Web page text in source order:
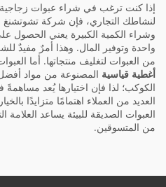
لنشاطك التجاري، فإن شركة تشوتشنغ
وشراء الكمية الكبيرة يعني الحصول
واحدة وتوفير المال. وهذا أمرٌ مفيدٌ
من العبوات لتغليف منتجاتها. أما
أغطية قياسية المصنوعة من مواد
الكوكب؛ لذا فإن اختيارها يُعد
العديد من العملاء اهتمامًا متزايدًا
العبوات الصديقة للبيئة يساعد
من المتسوقين.